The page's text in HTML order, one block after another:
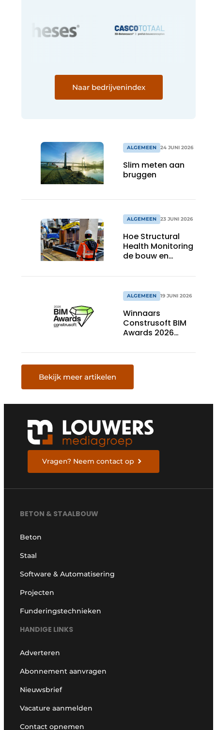
Naar bedrijvenindex
ALGEMEEN 24 JUNI 2026
Slim meten aan
bruggen
ALGEMEEN 23 JUNI 2026
Hoe Structural
Health Monitoring
de bouw en
verandert
ALGEMEEN 19 JUNI 2026
Winnaars
Construsoft BIM
Awards 2026
Bekijk meer artikelen
Vragen? Neem contact op
BETON & STAALBOUW
Beton
Staal
Software & Automatisering
Projecten
Funderingstechnieken
HANDIGE LINKS
Adverteren
Abonnement aanvragen
Nieuwsbrief
Vacature aanmelden
Contact opnemen